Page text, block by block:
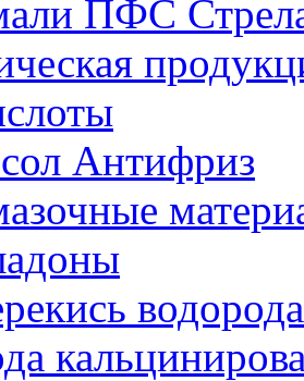
ПФС
Антифриз
водорода